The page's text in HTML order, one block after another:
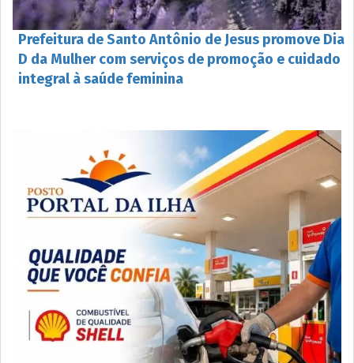
Prefeitura de Santo Antônio de Jesus promove Dia
D da Mulher com serviços de promoção e cuidado
integral à saúde feminina